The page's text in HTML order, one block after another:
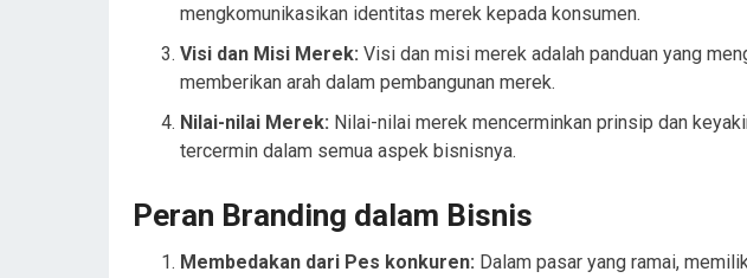
mengkomunikasikan identitas merek kepada konsumen.
Visi dan Misi Merek: Visi dan misi merek adalah panduan yang
memberikan arah dalam pembangunan merek.
Nilai-nilai Merek: Nilai-nilai merek mencerminkan prinsip dan
tercermin dalam semua aspek bisnisnya.
Peran Branding dalam Bisnis
Membedakan dari Pes konkuren: Dalam pasar yang ramai,